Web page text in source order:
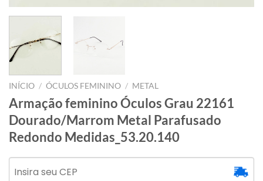
INÍCIO / ÓCULOS FEMININO / METAL
Armação feminino Óculos Grau 22161
Dourado/Marrom Metal Parafusado
Redondo Medidas_53.20.140